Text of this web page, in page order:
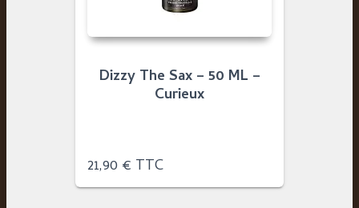
Dizzy The Sax – 50 ML –
Curieux
21,90 € TTC